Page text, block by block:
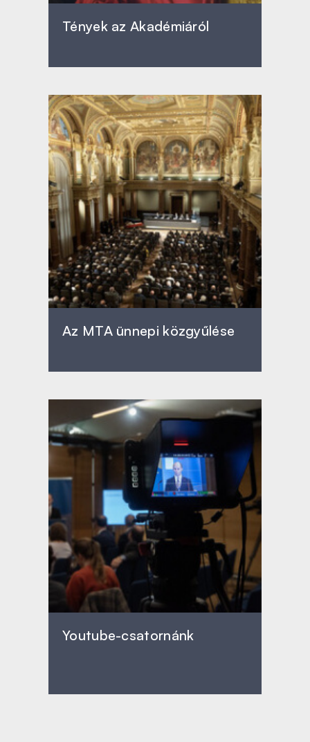
Tények az Akadémiáról
Az MTA ünnepi közgyűlése
Youtube-csatornánk